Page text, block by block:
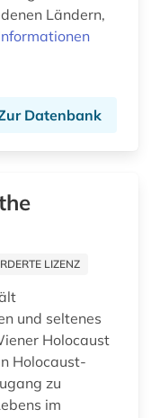
constance-marie de *1767-1845* (1)
Ländern,
Datenbank
LIZENZ
und seltenes
Holocaust
Holocaust-
zu
im